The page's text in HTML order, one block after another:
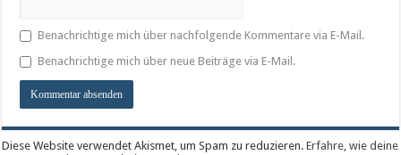
Benachrichtige mich über nachfolgende Kommentare via E-Mail.
Benachrichtige mich über neue Beiträge via E-Mail.
Diese Website verwendet Akismet, um Spam zu reduzieren.Erfahre, wie deine